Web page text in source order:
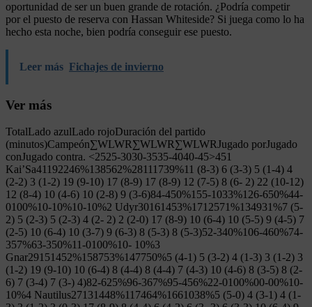
oportunidad de ser un buen grande de rotación. ¿Podría competir
por el puesto de reserva con Hassan Whiteside? Si juega como lo ha
hecho esta noche, bien podría conseguir ese puesto.
Leer más Fichajes de invierno
Ver más
TotalLado azulLado rojoDuración del partido
(minutos)Campeón∑WLWR∑WLWR∑WLWRJugado porJugado
conJugado contra. <2525-3030-3535-4040-45>451
Kai’Sa41192246%138562%28111739%11 (8-3) 6 (3-3) 5 (1-4) 4
(2-2) 3 (1-2) 19 (9-10) 17 (8-9) 17 (8-9) 12 (7-5) 8 (6- 2) 22 (10-12)
12 (8-4) 10 (4-6) 10 (2-8) 9 (3-6)84-450%155-1033%126-650%44-
0100%10-10%10-10%2 Udyr30161453%1712571%134931%7 (5-
2) 5 (2-3) 5 (2-3) 4 (2- 2) 2 (2-0) 17 (8-9) 10 (6-4) 10 (5-5) 9 (4-5) 7
(2-5) 10 (6-4) 10 (3-7) 9 (6-3) 8 (5-3) 8 (5-3)52-340%106-460%74-
357%63-350%11-0100%10- 10%3
Gnar29151452%158753%147750%5 (4-1) 5 (3-2) 4 (1-3) 3 (1-2) 3
(1-2) 19 (9-10) 10 (6-4) 8 (4-4) 8 (4-4) 7 (4-3) 10 (4-6) 8 (3-5) 8 (2-
6) 7 (3-4) 7 (3-) 4)82-625%96-367%95-456%22-0100%00-00%10-
10%4 Nautilus27131448%117464%1661038%5 (5-0) 4 (3-1) 4 (1-